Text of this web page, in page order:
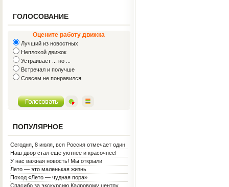
ГОЛОСОВАНИЕ
Оцените работу движка
Лучший из новостных
Неплохой движок
Устраивает ... но ...
Встречал и получше
Совсем не понравился
ПОПУЛЯРНОЕ
Сегодня, 8 июля, вся Россия отмечает один
из самых светлых праздников — День
семьи, любви и верности!
Наш двор стал еще уютнее и красочнее!
У нас важная новость! Мы открыли
Социальную гостиную.
Лето — это маленькая жизнь
Поход «Лето — чудная пора»
Спасибо за экскурсию Кадровому центру